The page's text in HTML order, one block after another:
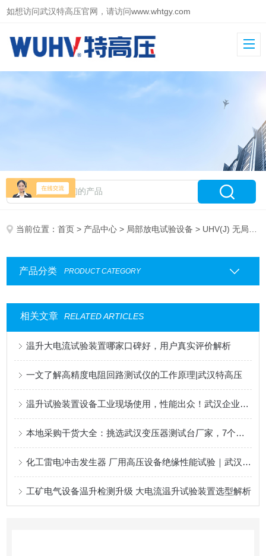
如想访问武汉特高压官网，请访问www.whtgy.com
当前位置：首页 > 产品中心 > 局部放电试验设备 > UHV(J) 无局放耐压试验
产品分类 PRODUCT CATEGORY
相关文章 RELATED ARTICLES
温升大电流试验装置哪家口碑好，用户真实评价解析
一文了解高精度电阻回路测试仪的工作原理|武汉特高压
温升试验装置设备工业现场使用，性能出众！武汉企业精准把脉设备热稳定
本地采购干货大全：挑选武汉变压器测试台厂家，7个核心点一定要记牢！
化工雷电冲击发生器 厂用高压设备绝缘性能试验｜武汉特高压
工矿电气设备温升检测升级 大电流温升试验装置选型解析